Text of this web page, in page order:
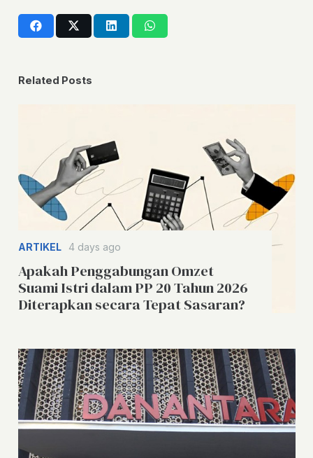
Related Posts
ARTIKEL 4 days ago
Apakah Penggabungan Omzet
Suami Istri dalam PP 20 Tahun 2026
Diterapkan secara Tepat Sasaran?